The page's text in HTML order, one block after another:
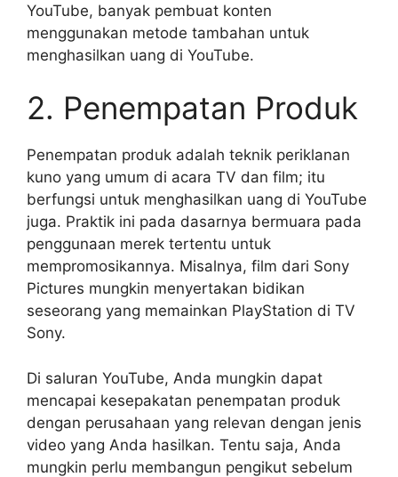
YouTube, banyak pembuat konten
menggunakan metode tambahan untuk
menghasilkan uang di YouTube.
2. Penempatan Produk
Penempatan produk adalah teknik periklanan
kuno yang umum di acara TV dan film; itu
berfungsi untuk menghasilkan uang di YouTube
juga. Praktik ini pada dasarnya bermuara pada
penggunaan merek tertentu untuk
mempromosikannya. Misalnya, film dari Sony
Pictures mungkin menyertakan bidikan
seseorang yang memainkan PlayStation di TV
Sony.
Di saluran YouTube, Anda mungkin dapat
mencapai kesepakatan penempatan produk
dengan perusahaan yang relevan dengan jenis
video yang Anda hasilkan. Tentu saja, Anda
mungkin perlu membangun pengikut sebelum